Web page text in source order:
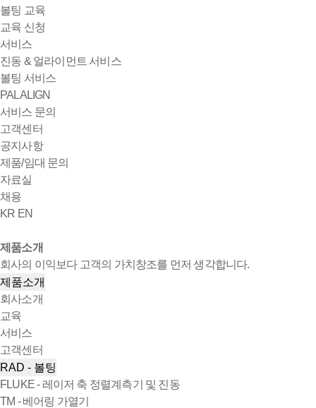
볼팅 교육
교육 신청
서비스
진동 & 얼라이먼트 서비스
볼팅 서비스
PALALIGN
서비스 문의
고객센터
공지사항
제품/임대 문의
자료실
채용
KR EN
제품소개
회사의 이익보다 고객의 가치창조를 먼저 생각합니다.
제품소개
회사소개
교육
서비스
고객센터
RAD - 볼팅
FLUKE - 레이저 축 정렬계측기 및 진동
TM - 베어링 가열기